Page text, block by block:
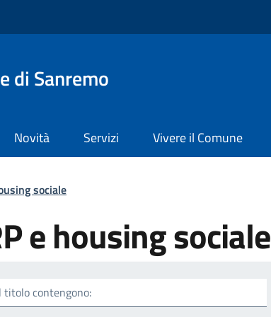
di Sanremo
Novità Servizi Vivere il Comune
sociale
e housing sociale
titolo contengono: